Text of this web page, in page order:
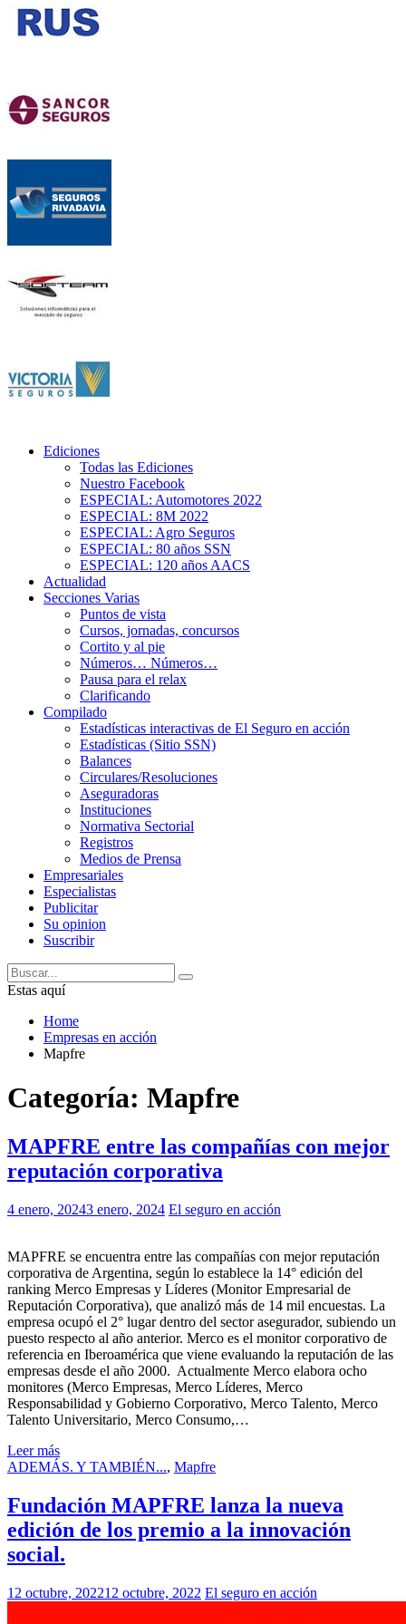
Ediciones
Todas las Ediciones
Nuestro Facebook
ESPECIAL: Automotores 2022
ESPECIAL: 8M 2022
ESPECIAL: Agro Seguros
ESPECIAL: 80 años SSN
ESPECIAL: 120 años AACS
Actualidad
Secciones Varias
Puntos de vista
Cursos, jornadas, concursos
Cortito y al pie
Números… Números…
Pausa para el relax
Clarificando
Compilado
Estadísticas interactivas de El Seguro en acción
Estadísticas (Sitio SSN)
Balances
Circulares/Resoluciones
Aseguradoras
Instituciones
Normativa Sectorial
Registros
Medios de Prensa
Empresariales
Especialistas
Publicitar
Su opinion
Suscribir
Estas aquí
Home
Empresas en acción
Mapfre
Categoría: Mapfre
MAPFRE entre las compañías con mejor
reputación corporativa
4 enero, 20243 enero, 2024 El seguro en acción
MAPFRE se encuentra entre las compañías con mejor reputación
corporativa de Argentina, según lo establece la 14° edición del
ranking Merco Empresas y Líderes (Monitor Empresarial de
Reputación Corporativa), que analizó más de 14 mil encuestas. La
empresa ocupó el 2° lugar dentro del sector asegurador, subiendo un
puesto respecto al año anterior. Merco es el monitor corporativo de
referencia en Iberoamérica que viene evaluando la reputación de las
empresas desde el año 2000. Actualmente Merco elabora ocho
monitores (Merco Empresas, Merco Líderes, Merco
Responsabilidad y Gobierno Corporativo, Merco Talento, Merco
Talento Universitario, Merco Consumo,…
Leer más
ADEMÁS. Y TAMBIÉN..., Mapfre
Fundación MAPFRE lanza la nueva
edición de los premio a la innovación
social.
12 octubre, 202212 octubre, 2022 El seguro en acción